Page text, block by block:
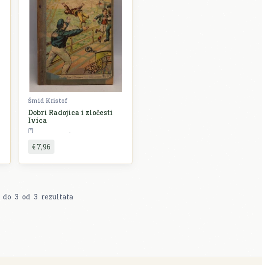
Šmid Kristof
Dobri Radojica i zločesti
Ivica
€ 7,96
do 3 od 3 rezultata